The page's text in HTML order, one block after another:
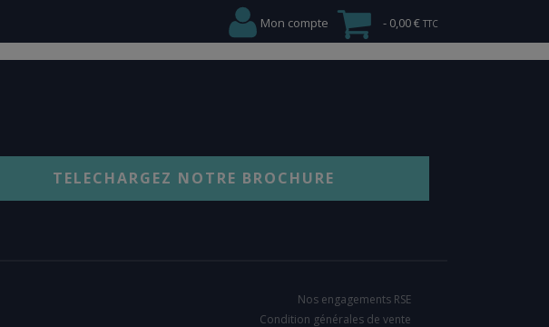
Mon compte 0,00 €
TELECHARGEZ NOTRE BROCHURE
Nos engagements RSE
Condition générales de vente